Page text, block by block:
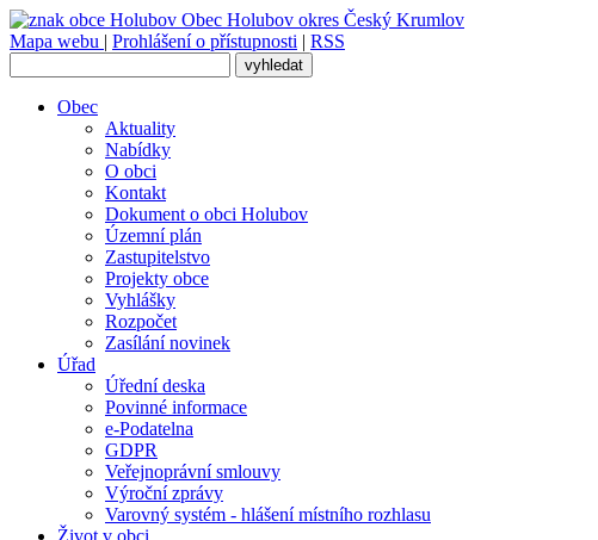
Obec Holubov okres Český Krumlov
Mapa webu | Prohlášení o přístupnosti | RSS
Obec
Aktuality
Nabídky
O obci
Kontakt
Dokument o obci Holubov
Územní plán
Zastupitelstvo
Projekty obce
Vyhlášky
Rozpočet
Zasílání novinek
Úřad
Úřední deska
Povinné informace
e-Podatelna
GDPR
Veřejnoprávní smlouvy
Výroční zprávy
Varovný systém - hlášení místního rozhlasu
Život v obci